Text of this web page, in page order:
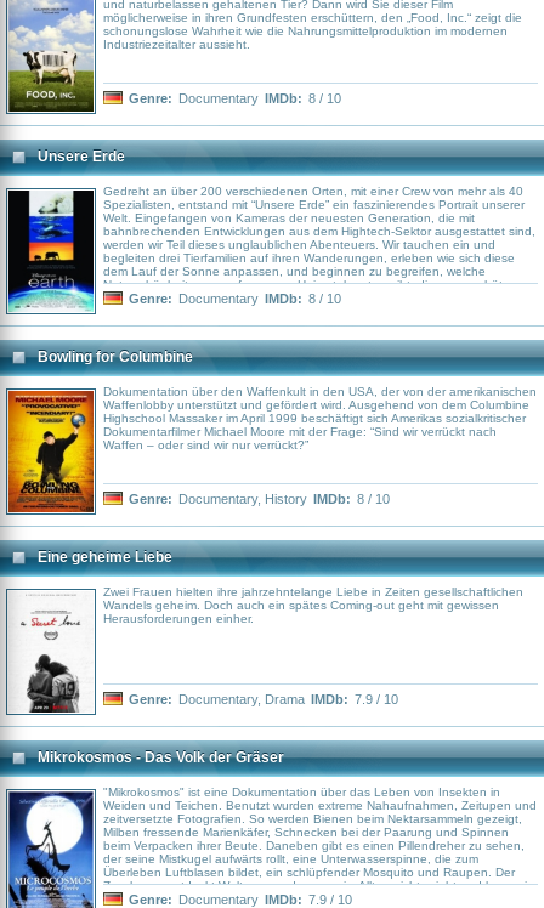
und naturbelassen gehaltenen Tier? Dann wird Sie dieser Film
möglicherweise in ihren Grundfesten erschüttern, den „Food, Inc.“ zeigt die
schonungslose Wahrheit wie die Nahrungsmittelproduktion im modernen
Industriezeitalter aussieht.
Genre: Documentary IMDb: 8 / 10
Unsere Erde
Gedreht an über 200 verschiedenen Orten, mit einer Crew von mehr als 40
Spezialisten, entstand mit “Unsere Erde” ein faszinierendes Portrait unserer
Welt. Eingefangen von Kameras der neuesten Generation, die mit
bahnbrechenden Entwicklungen aus dem Hightech-Sektor ausgestattet sind,
werden wir Teil dieses unglaublichen Abenteuers. Wir tauchen ein und
begleiten drei Tierfamilien auf ihren Wanderungen, erleben wie sich diese
dem Lauf der Sonne anpassen, und beginnen zu begreifen, welche
Naturschönheiten es auf unserem Heimatplaneten gibt, die es zu schützen
gilt. Genre: Documentary IMDb: 8 / 10
Bowling for Columbine
Dokumentation über den Waffenkult in den USA, der von der amerikanischen
Waffenlobby unterstützt und gefördert wird. Ausgehend von dem Columbine
Highschool Massaker im April 1999 beschäftigt sich Amerikas sozialkritischer
Dokumentarfilmer Michael Moore mit der Frage: “Sind wir verrückt nach
Waffen – oder sind wir nur verrückt?”
Genre: Documentary, History IMDb: 8 / 10
Eine geheime Liebe
Zwei Frauen hielten ihre jahrzehntelange Liebe in Zeiten gesellschaftlichen
Wandels geheim. Doch auch ein spätes Coming-out geht mit gewissen
Herausforderungen einher.
Genre: Documentary, Drama IMDb: 7.9 / 10
Mikrokosmos - Das Volk der Gräser
"Mikrokosmos" ist eine Dokumentation über das Leben von Insekten in
Weiden und Teichen. Benutzt wurden extreme Nahaufnahmen, Zeitupen und
zeitversetzte Fotografien. So werden Bienen beim Nektarsammeln gezeigt,
Milben fressende Marienkäfer, Schnecken bei der Paarung und Spinnen
beim Verpacken ihrer Beute. Daneben gibt es einen Pillendreher zu sehen,
der seine Mistkugel aufwärts rollt, eine Unterwasserspinne, die zum
Überleben Luftblasen bildet, ein schlüpfender Mosquito und Raupen. Der
Zuschauer entdeckt Welten, von denen er im Alltag nichts sieht und kann ein
besseres Verständnis von der Natur entwickeln...
Genre: Documentary IMDb: 7.9 / 10